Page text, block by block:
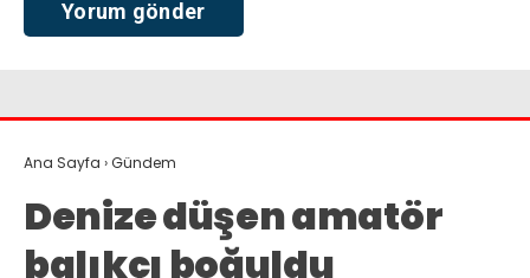
Ana Sayfa ›Gündem
Denize düşen amatör
balıkçı boğuldu